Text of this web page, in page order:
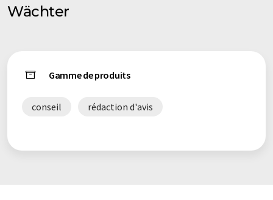
Wächter
Gamme de produits
conseil rédaction d'avis